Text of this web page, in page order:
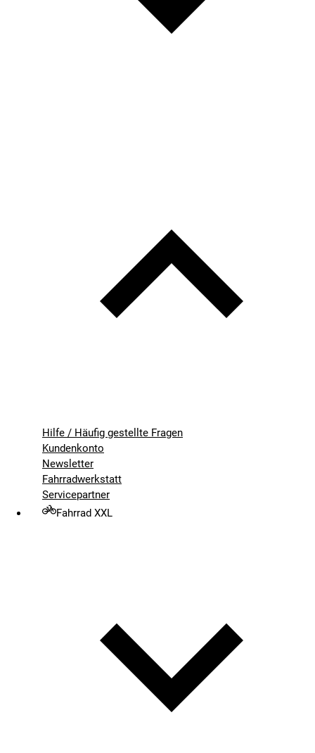
Hilfe / Häufig gestellte Fragen
Kundenkonto
Newsletter
Fahrradwerkstatt
Servicepartner
Fahrrad XXL